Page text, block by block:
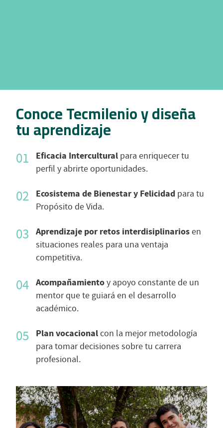
Conoce Tecmilenio y diseña
tu aprendizaje
Eficacia Intercultural para enriquecer tu
perfil y abrirte oportunidades.
Ecosistema de Bienestar y Felicidad para tu
Propósito de Vida.
Aprendizaje por retos interdisiplinariosen
situaciones reales para una ventaja
competitiva.
Acompañamientoy apoyo constante de un
mentor que te guiará en el desarrollo
académico.
Plan vocacionalcon la mejor metodología
para tomar decisiones sobre tu carrera
profesional.